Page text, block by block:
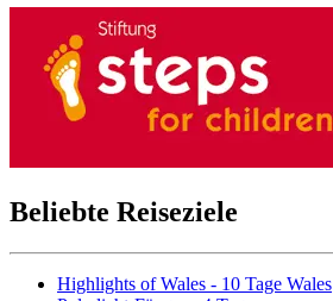
Beliebte Reiseziele
Highlights of Wales - 10 Tage Wales